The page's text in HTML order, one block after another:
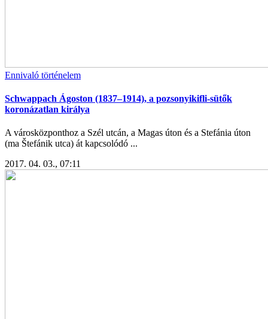
Ennivaló történelem
Schwappach Ágoston (1837–1914), a pozsonyikifli-sütők
koronázatlan királya
A városközponthoz a Szél utcán, a Magas úton és a Stefánia úton
(ma Štefánik utca) át kapcsolódó ...
2017. 04. 03., 07:11